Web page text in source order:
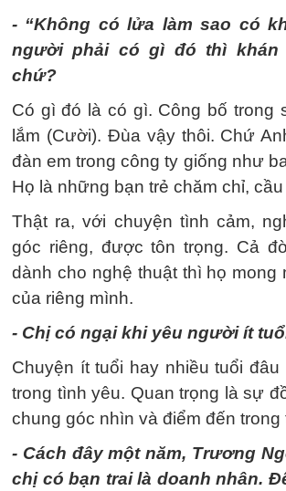
- “Không có lửa làm sao có
người phải có gì đó thì khán
chứ?
Có gì đó là có gì. Công bố trong
lắm (Cười). Đùa vậy thôi. Chứ
đàn em trong công ty giống như
Họ là những bạn trẻ chăm chỉ, cầu
Thật ra, với chuyện tình cảm,
góc riêng, được tôn trọng. Cả
dành cho nghệ thuật thì họ mong
của riêng mình.
- Chị có ngại khi yêu người ít
Chuyện ít tuổi hay nhiều tuổi đâu
trong tình yêu. Quan trọng là sự
chung góc nhìn và điểm đến trong
- Cách đây một năm, Trương
chị có bạn trai là doanh nhân.